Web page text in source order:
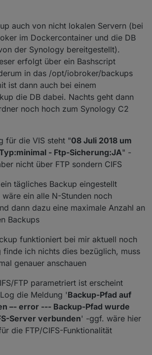
auch von nicht lokalen Servern (bei
im Dockercontainer und die DB
der Synology bereitgestellt).
erfolgt über ein Bashscript
in das /opt/iobroker/backups
ist dann auch bei einem
die DB dabei. Nachts geht dann
noch hoch zum Synology C2
für die VIS steht "08 Juli 2018 um
- Ftp-Sicherung:JA" -
nicht über FTP sondern CIFS
tägliches Backup eingestellt
ein alle N-Stunden noch
dann dazu eine maximale Anzahl an
Backups
funktioniert bei mir aktuell noch
finde ich nichts dies bezüglich, muss
genauer anschauen
FTP parametriert ist erscheint
die Meldung 'Backup-Pfad auf
–- error --- Backup-Pfad wurde
Server verbunden' -ggf. wäre hier
die FTP/CIFS-Funktionalität